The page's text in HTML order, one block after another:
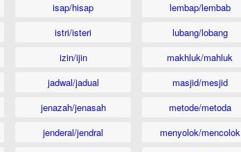
isap/hisap
istri/isteri
izin/ijin
jadwal/jadual
jenazah/jenasah
jenderal/jendral
lembap/lembab
lubang/lobang
makhluk/mahluk
masjid/mesjid
metode/metoda
menyolok/mencolok